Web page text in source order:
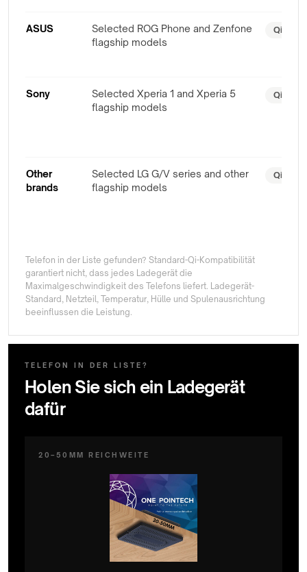
ASUS
Selected ROG Phone and Zenfone
flagship models
Qi
Sony
Selected Xperia 1 and Xperia 5
flagship models
Qi
Other
brands
Selected LG G/V series and other
flagship models
Qi
Telefon in der Liste gefunden? Standard-Qi-Kompatibilität
garantiert nicht, dass jedes Ladegerät die
Maximalgeschwindigkeit des Telefons liefert. Ladegerät-
Standard, Netzteil, Temperatur, Hülle und Spulenausrichtung
beeinflussen die Leistung.
TELEFON IN DER LISTE?
Holen Sie sich ein Ladegerät
dafür
20–50MM REICHWEITE